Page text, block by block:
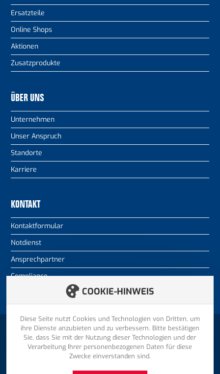
Ersatzteile
Online Shops
Aktionen
Zusatzprodukte
ÜBER UNS
Unternehmen
Unser Anspruch
Standorte
Karriere
KONTAKT
Kontaktformular
Notdienst
Ansprechpartner
Compliance
ZURÜCK NACH OBEN
© 2026 HENKELHAUSEN GmbH & Co. KG
Informationen
COOKIE-HINWEIS
Diese Seite nutzt Cookies und Technologien von Dritten, um
ihre Dienste anzubieten und zu verbessern. Bitte bestätigen
Sie, dass Sie mit der Nutzung dieser Technologien und der
Verarbeitung Ihrer personenbezogenen Daten für diese
Zwecke einverstanden sind.